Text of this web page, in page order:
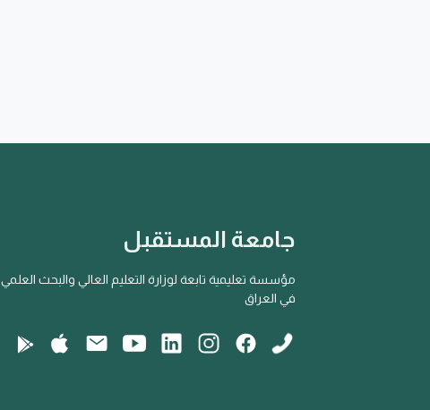
جامعة المستقبل
مؤسسة تعليمية تابعة لوزارة التعليم العالي والبحث العلمي
في العراق